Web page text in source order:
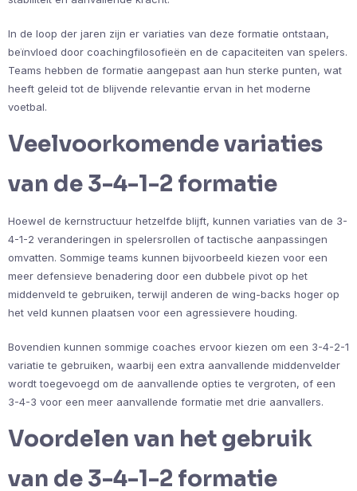
In de loop der jaren zijn er variaties van deze formatie ontstaan,
beïnvloed door coachingfilosofieën en de capaciteiten van spelers.
Teams hebben de formatie aangepast aan hun sterke punten, wat
heeft geleid tot de blijvende relevantie ervan in het moderne
voetbal.
Veelvoorkomende variaties
van de 3-4-1-2 formatie
Hoewel de kernstructuur hetzelfde blijft, kunnen variaties van de 3-
4-1-2 veranderingen in spelersrollen of tactische aanpassingen
omvatten. Sommige teams kunnen bijvoorbeeld kiezen voor een
meer defensieve benadering door een dubbele pivot op het
middenveld te gebruiken, terwijl anderen de wing-backs hoger op
het veld kunnen plaatsen voor een agressievere houding.
Bovendien kunnen sommige coaches ervoor kiezen om een 3-4-2-1
variatie te gebruiken, waarbij een extra aanvallende middenvelder
wordt toegevoegd om de aanvallende opties te vergroten, of een
3-4-3 voor een meer aanvallende formatie met drie aanvallers.
Voordelen van het gebruik
van de 3-4-1-2 formatie